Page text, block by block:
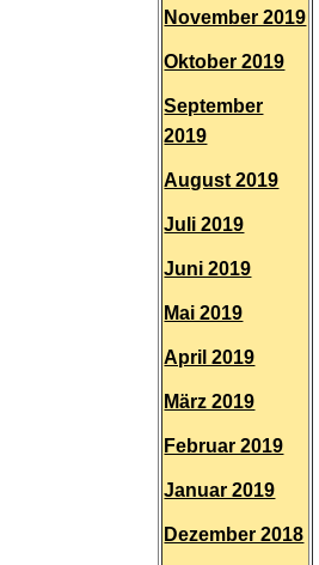
November 2019
Oktober 2019
September
2019
August 2019
Juli 2019
Juni 2019
Mai 2019
April 2019
März 2019
Februar 2019
Januar 2019
Dezember 2018